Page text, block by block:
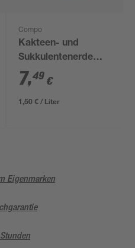
Compo
Kakteen- und
Sukkulentenerde
'Compo Cactea'
torffrei 5 l
7,49 €
1,50 € / Liter
Eigenmarken